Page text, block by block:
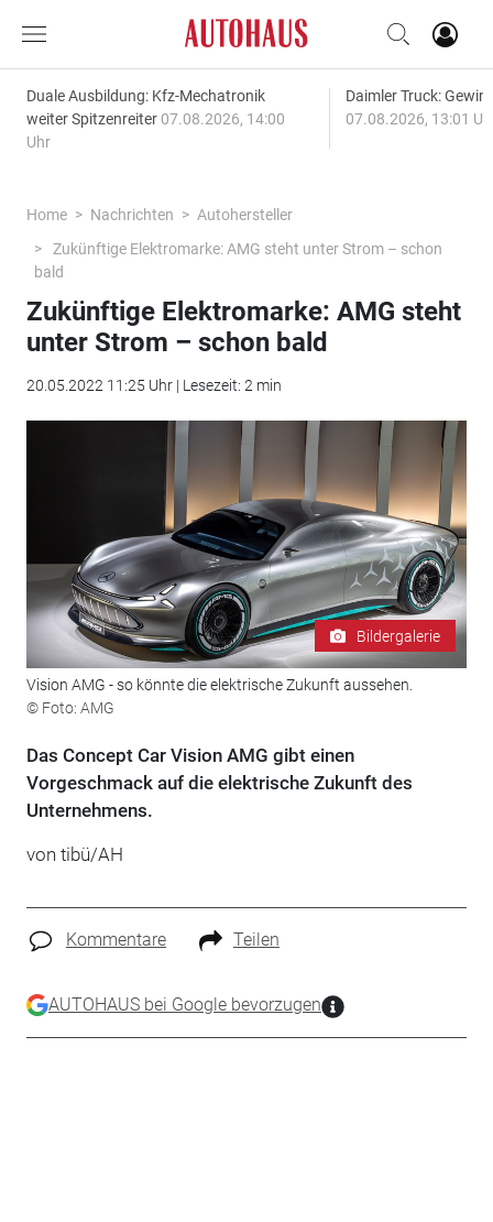
Duale Ausbildung: Kfz-Mechatronik
weiter Spitzenreiter 07.08.2026, 14:00
Uhr
Daimler Truck:
07.08.2026, 13:01
Home Nachrichten
Autohersteller
Zukünftige Elektromarke: AMG steht unter Strom – schon
bald
Zukünftige Elektromarke: AMG steht
unter Strom – schon bald
20.05.2022 11:25 Uhr | Lesezeit: 2 min
Bildergalerie
Vision AMG - so könnte die elektrische Zukunft aussehen.
© Foto: AMG
Das Concept Car Vision AMG gibt einen
Vorgeschmack auf die elektrische Zukunft des
Unternehmens.
von tibü/AH
Kommentare Teilen
AUTOHAUS bei Google bevorzugen